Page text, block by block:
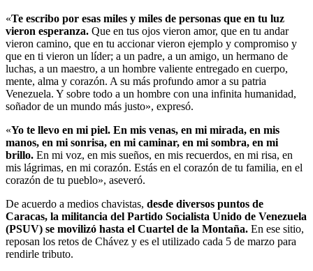
«Te escribo por esas miles y miles de personas que en tu luz
vieron esperanza. Que en tus ojos vieron amor, que en tu andar
vieron camino, que en tu accionar vieron ejemplo y compromiso y
que en ti vieron un líder; a un padre, a un amigo, un hermano de
luchas, a un maestro, a un hombre valiente entregado en cuerpo,
mente, alma y corazón. A su más profundo amor a su patria
Venezuela. Y sobre todo a un hombre con una infinita humanidad,
soñador de un mundo más justo», expresó.
«Yo te llevo en mi piel. En mis venas, en mi mirada, en mis
manos, en mi sonrisa, en mi caminar, en mi sombra, en mi
brillo. En mi voz, en mis sueños, en mis recuerdos, en mi risa, en
mis lágrimas, en mi corazón. Estás en el corazón de tu familia, en el
corazón de tu pueblo», aseveró.
De acuerdo a medios chavistas, desde diversos puntos de
Caracas, la militancia del Partido Socialista Unido de Venezuela
(PSUV) se movilizó hasta el Cuartel de la Montaña. En ese sitio,
reposan los retos de Chávez y es el utilizado cada 5 de marzo para
rendirle tributo.